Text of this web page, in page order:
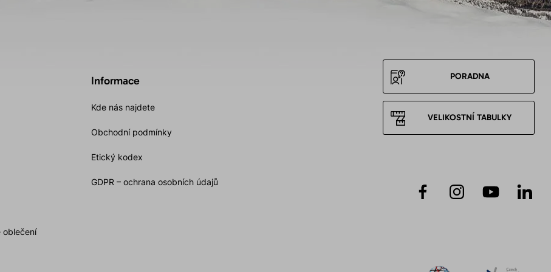
oblečení
Informace
Kde nás najdete
Obchodní podmínky
Etický kodex
GDPR – ochrana osobních údajů
PORADNA
VELIKOSTNÍ TABULKY